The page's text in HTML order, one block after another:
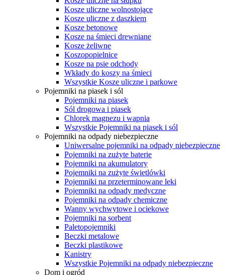
Kosze uliczne wolnostojące
Kosze uliczne z daszkiem
Kosze betonowe
Kosze na śmieci drewniane
Kosze żeliwne
Koszopopielnice
Kosze na psie odchody
Wkłady do koszy na śmieci
Wszystkie Kosze uliczne i parkowe
Pojemniki na piasek i sól
Pojemniki na piasek
Sól drogowa i piasek
Chlorek magnezu i wapnia
Wszystkie Pojemniki na piasek i sól
Pojemniki na odpady niebezpieczne
Uniwersalne pojemniki na odpady niebezpieczne
Pojemniki na zużyte baterie
Pojemniki na akumulatory
Pojemniki na zużyte świetlówki
Pojemniki na przeterminowane leki
Pojemniki na odpady medyczne
Pojemniki na odpady chemiczne
Wanny wychwytowe i ociekowe
Pojemniki na sorbent
Paletopojemniki
Beczki metalowe
Beczki plastikowe
Kanistry
Wszystkie Pojemniki na odpady niebezpieczne
Dom i ogród